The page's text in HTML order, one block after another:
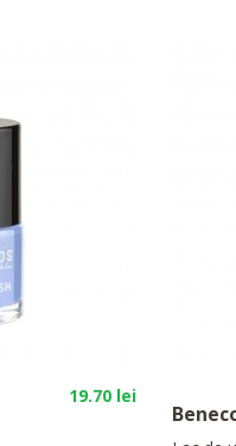
19.70 lei